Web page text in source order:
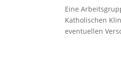
Eine
Katholischen
eventuellen